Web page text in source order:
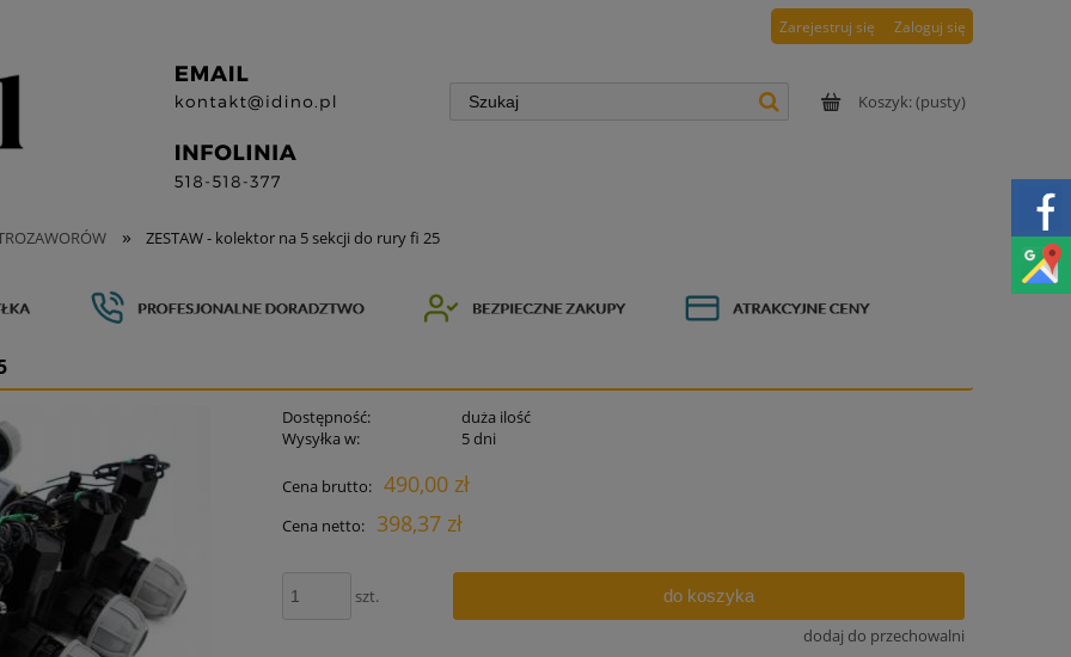
Zarejestruj się Zaloguj się
Koszyk:(pusty)
» ZESTAW - kolektor na 5 sekcji do rury fi 25
Dostępność:
duża ilość
Wysyłka w:
5 dni
Cena brutto: 490,00 zł
Cena netto: 398,37 zł
szt. do koszyka
dodaj do przechowalni